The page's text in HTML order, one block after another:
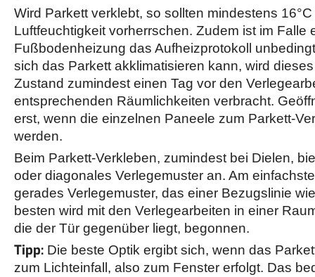
Wird Parkett verklebt, so sollten mindestens
Luftfeuchtigkeit vorherrschen. Zudem ist im Falle
Fußbodenheizung das Aufheizprotokoll
sich das Parkett akklimatisieren kann, wird
Zustand zumindest einen Tag vor den
entsprechenden Räumlichkeiten verbracht.
erst, wenn die einzelnen Paneele zum Parkett-
werden.
Beim Parkett-Verkleben, zumindest bei Dielen,
oder diagonales Verlegemuster an. Am
gerades Verlegemuster, das einer Bezugslinie
besten wird mit den Verlegearbeiten in einer
die der Tür gegenüber liegt, begonnen.
Tipp: Die beste Optik ergibt sich, wenn das
zum Lichteinfall, also zum Fenster erfolgt. Das